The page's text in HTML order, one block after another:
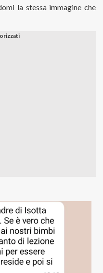
la stessa immagine che